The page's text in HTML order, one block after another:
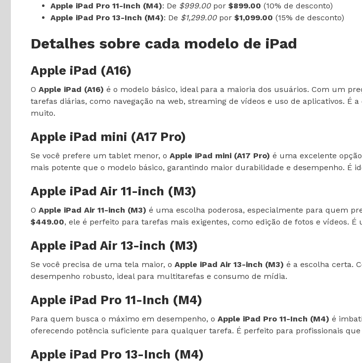
Apple iPad Pro 11-Inch (M4): De $999.00por $899.00 (10% de desconto)
Apple iPad Pro 13-Inch (M4): De $1,299.00por $1,099.00 (15% de desconto)
Detalhes sobre cada modelo de iPad
Apple iPad (A16)
O Apple iPad (A16) é o modelo básico, ideal para a maioria dos usuários. Com um
tarefas diárias, como navegação na web, streaming de vídeos e uso de aplicativos.
muito.
Apple iPad mini (A17 Pro)
Se você prefere um tablet menor, o Apple iPad mini (A17 Pro) é uma excelente
mais potente que o modelo básico, garantindo maior durabilidade e desempenho. É
Apple iPad Air 11-inch (M3)
O Apple iPad Air 11-inch (M3) é uma escolha poderosa, especialmente para quem
$449.00, ele é perfeito para tarefas mais exigentes, como edição de fotos e vídeos.
Apple iPad Air 13-inch (M3)
Se você precisa de uma tela maior, o Apple iPad Air 13-inch (M3) é a escolha certa.
desempenho robusto, ideal para multitarefas e consumo de mídia.
Apple iPad Pro 11-Inch (M4)
Para quem busca o máximo em desempenho, o Apple iPad Pro 11-Inch (M4) é
oferecendo potência suficiente para qualquer tarefa. É perfeito para profissionais
Apple iPad Pro 13-Inch (M4)